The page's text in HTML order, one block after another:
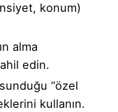
konum)
alma
edin.
“özel
kullanın.